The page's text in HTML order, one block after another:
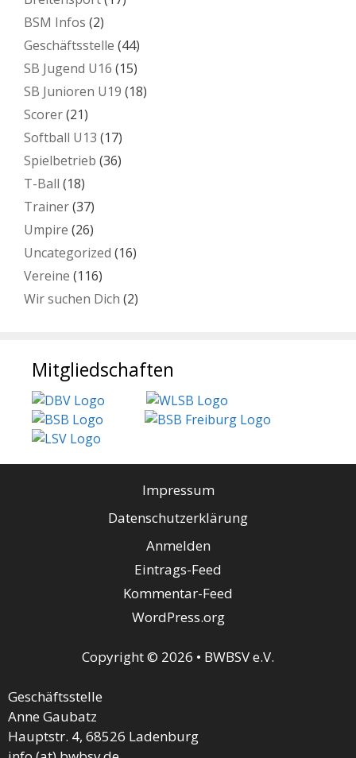
BSM Infos (2)
Geschäftsstelle (44)
SB Jugend U16 (15)
SB Junioren U19 (18)
Scorer(21)
Softball U13 (17)
Spielbetrieb (36)
T-Ball (18)
Trainer(37)
Umpire (26)
Uncategorized (16)
Vereine (116)
Wir suchen Dich (2)
Mitgliedschaften
Impressum
Datenschutzerklärung
Anmelden
Eintrags-Feed
Kommentar-Feed
WordPress.org
Copyright © 2026 • BWBSV e.V.
Geschäftsstelle
Anne Gaubatz
Hauptstr. 4, 68526 Ladenburg